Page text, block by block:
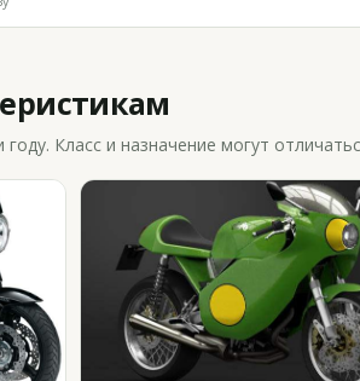
Класс и назначение могут